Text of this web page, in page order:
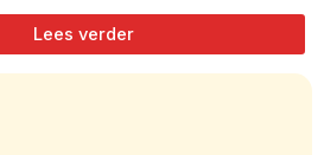
Lees verder